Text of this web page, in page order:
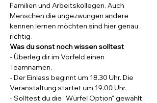
Familien und Arbeitskollegen. Auch
Menschen die ungezwungen andere
kennen lernen möchten sind hier genau
richtig.
Was du sonst noch wissen solltest
- Überleg dir im Vorfeld einen
Teamnamen.
- Der Einlass beginnt um 18.30 Uhr. Die
Veranstaltung startet um 19.00 Uhr.
- Solltest du die "Würfel Option" gewählt